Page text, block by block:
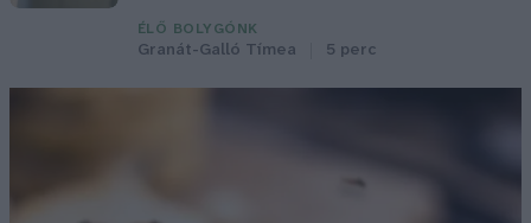
ÉLŐ BOLYGÓNK
Granát-Galló Tímea 5 perc